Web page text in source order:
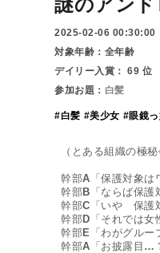
謎のアン
2025-02-06 00:30:00
対象年齢：全年齢
デイリー入賞： 69 位
参加お題： 白髪
#白髪 #美少女 #眼鏡
（とある組織の極秘
幹部A「保護対象は
幹部B「ならば保護
幹部C「いや　保護
幹部D「それでは女
幹部E「わがグルー
幹部A「お披露目…